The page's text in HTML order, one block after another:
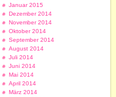
Januar 2015
Dezember 2014
November 2014
Oktober 2014
September 2014
August 2014
Juli 2014
Juni 2014
Mai 2014
April 2014
März 2014